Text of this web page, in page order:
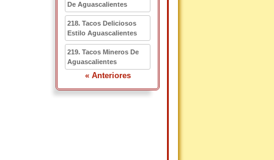
De Aguascalientes
218. Tacos Deliciosos
Estilo Aguascalientes
219. Tacos Mineros De
Aguascalientes
« Anteriores